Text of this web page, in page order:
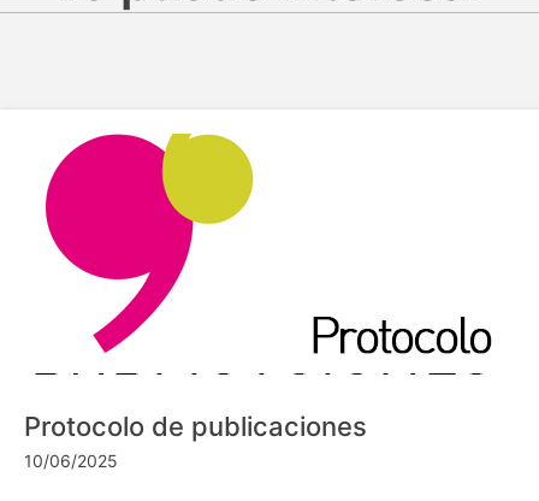
Protocolo de publicaciones
10/06/2025